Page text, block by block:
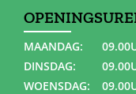
MAANDAG:
DINSDAG:
WOENSDAG: